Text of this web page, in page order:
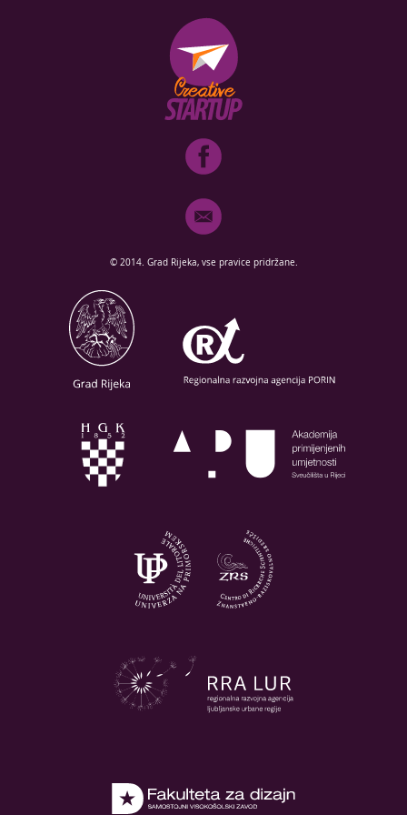
© 2014. Grad Rijeka, vse pravice pridržane.